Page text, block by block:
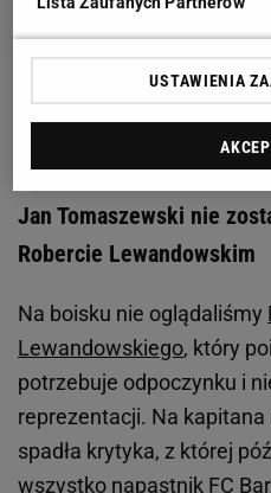
Zobacz wideoRobert
kadrę! "Emocje są
Jan Tomaszewski nie
Robercie Lewandowskim
Na boisku nie oglądaliśmy
Lewandowskiego, który
potrzebuje odpoczynku i
reprezentacji. Na
spadła krytyka, z której
wszystko napastnik FC
USTAWIENIA